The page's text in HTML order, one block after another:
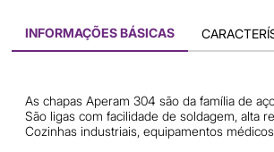
INFORMAÇÕES BÁSICAS
As chapas Aperam 304 são da família de
São ligas com facilidade de soldagem, alta
Cozinhas industriais, equipamentos